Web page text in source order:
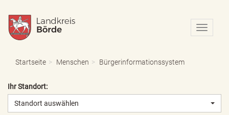
N
a
o
Startseite Menschen Bürgerinformationssystem
Ihr Standort:
Standort auswählen